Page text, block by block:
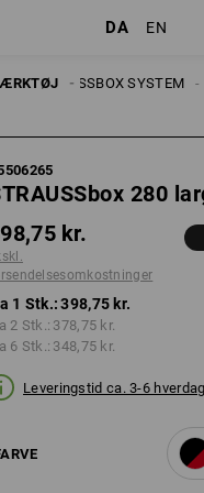
DA EN
STRAUSSBOX SYSTEM
280
kr.
1 Stk.: 398,75 kr.
2 Stk.: 378,75 kr.
6 Stk.: 348,75 kr.
Leveringstid ca. 3-6